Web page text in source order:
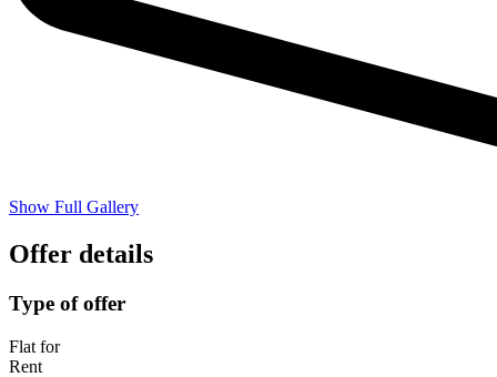
Show Full Gallery
Offer details
Type of offer
Flat for
Rent